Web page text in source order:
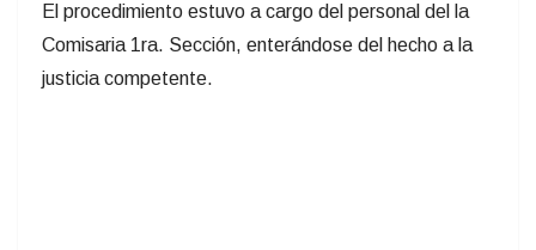
El procedimiento estuvo a cargo del personal del la
Comisaria 1ra. Sección, enterándose del hecho a la
justicia competente.